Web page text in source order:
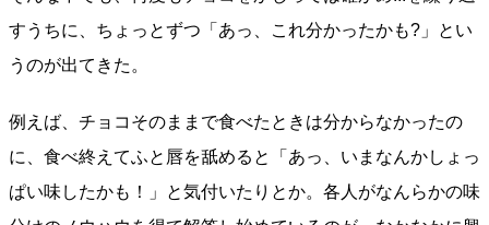
すうちに、ちょっとずつ「あっ、これ分かったかも?」とい
うのが出てきた。
例えば、チョコそのままで食べたときは分からなかったの
に、食べ終えてふと唇を舐めると「あっ、いまなんかしょっ
ぱい味したかも！」と気付いたりとか。各人がなんらかの味